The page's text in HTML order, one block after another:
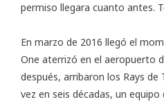
permiso llegara cuanto antes.
En marzo de 2016 llegó el
One aterrizó en el aeropuerto
después, arribaron los Rays de
vez en seis décadas, un equipo